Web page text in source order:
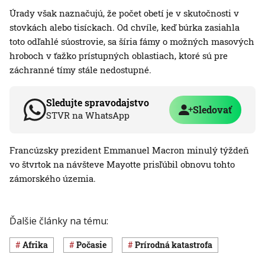
Úrady však naznačujú, že počet obetí je v skutočnosti v
stovkách alebo tisíckach. Od chvíle, keď búrka zasiahla
toto odľahlé súostrovie, sa šíria fámy o možných masových
hroboch v ťažko prístupných oblastiach, ktoré sú pre
záchranné tímy stále nedostupné.
Sledujte spravodajstvo
STVR na WhatsApp Sledovať
Francúzsky prezident Emmanuel Macron minulý týždeň
vo štvrtok na návšteve Mayotte prisľúbil obnovu tohto
zámorského územia.
Ďalšie články na tému:
Afrika Počasie Prírodná katastrofa